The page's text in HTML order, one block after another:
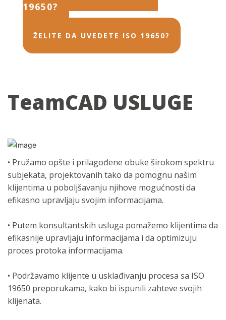
19650?
ŽELITE DA UVEDETE ISO 19650?
TeamCAD USLUGE
• Pružamo opšte i prilagođene obuke širokom spektru
subjekata, projektovanih tako da pomognu našim
klijentima u poboljšavanju njihove mogućnosti da
efikasno upravljaju svojim informacijama.
• Putem konsultantskih usluga pomažemo klijentima da
efikasnije upravljaju informacijama i da optimizuju
proces protoka informacijama.
• Podržavamo klijente u usklađivanju procesa sa ISO
19650 preporukama, kako bi ispunili zahteve svojih
klijenata.